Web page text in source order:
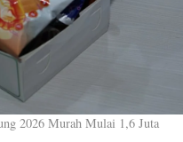
2026 Murah Mulai 1,6 Juta